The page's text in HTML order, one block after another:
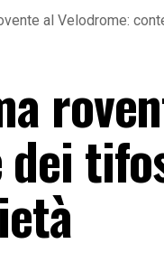
al Velodrome: